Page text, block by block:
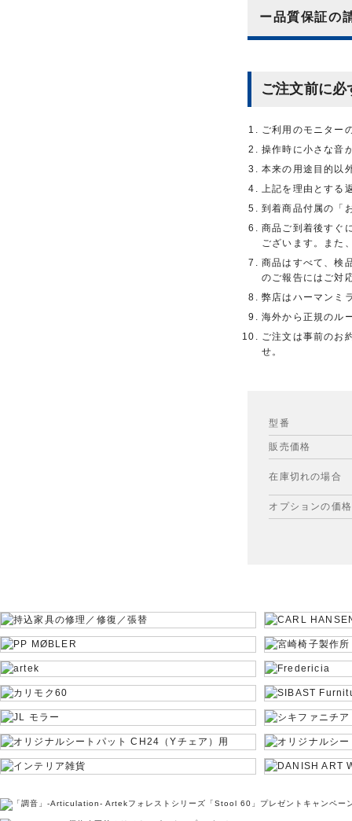
ー品質保証
ご注文前に必
ご利用のモニター
操作時に小さな音
本来の用途目的以
上記を理由とする
到着商品付属の「
商品ご到着後すぐ
ございます。また
商品はすべて、検
のご報告にはご対
弊店はハーマンミ
海外から正規のル
ご注文は事前のお
せ。
型番
販売価格
在庫切れの場合
オプションの価